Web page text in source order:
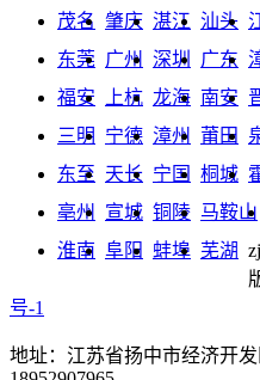
茂名 肇庆 湛江 汕头
东莞 广州 深圳 广东
福安
上杭 龙海 南安
三明
宁德 漳州 莆田
东至 天长 宁国 桐城
亳州
宣城 铜陵 马鞍山
淮南 阜阳 蚌埠 芜湖
号-1
地址：江苏省扬中市经济开发